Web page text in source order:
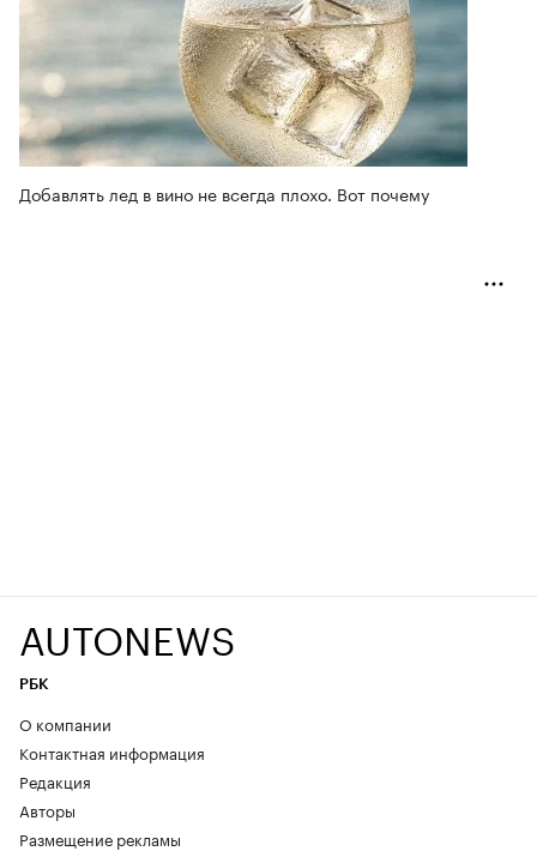
Добавлять лед в вино не всегда плохо. Вот почему
AUTONEWS
РБК
О компании
Контактная информация
Редакция
Авторы
Размещение рекламы